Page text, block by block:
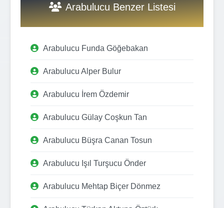
Arabulucu Benzer Listesi
Arabulucu Funda Göğebakan
Arabulucu Alper Bulur
Arabulucu İrem Özdemir
Arabulucu Gülay Coşkun Tan
Arabulucu Büşra Canan Tosun
Arabulucu Işıl Turşucu Önder
Arabulucu Mehtap Biçer Dönmez